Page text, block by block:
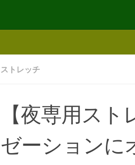
ストレッチ
【夜専用ス
ゼーションに